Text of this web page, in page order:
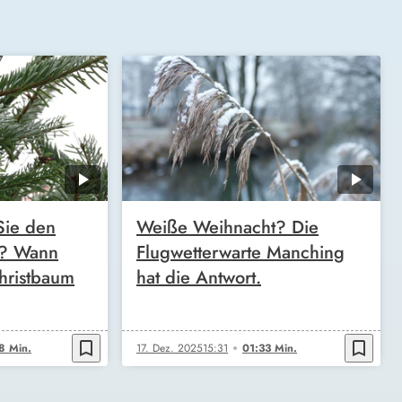
den
Wann
Min. bookmark_border
Weiße Weihnacht? Die
Flugwetterwarte Manching
hat die Antwort.
17. Dez. 202515:31 01:33 Min. bookmark_border